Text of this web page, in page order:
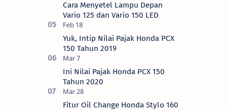
Cara Menyetel Lampu Depan
Vario 125 dan Vario 150 LED
Yuk, Intip Nilai Pajak Honda PCX
150 Tahun 2019
Ini Nilai Pajak Honda PCX 150
Tahun 2020
Fitur Oil Change Honda Stylo 160